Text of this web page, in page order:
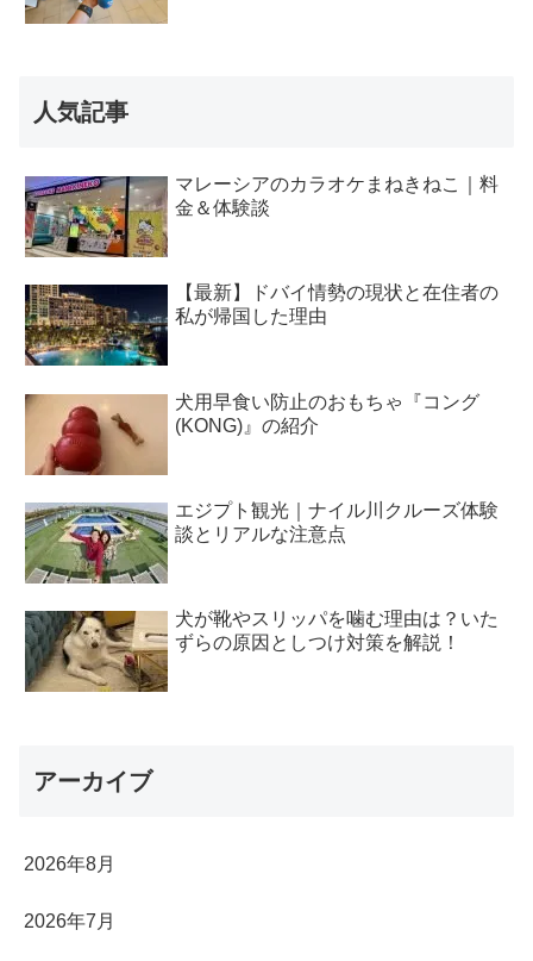
人気記事
マレーシアのカラオケまねきねこ｜料
金＆体験談
【最新】ドバイ情勢の現状と在住者の
私が帰国した理由
犬用早食い防止のおもちゃ『コング
(KONG)』の紹介
エジプト観光｜ナイル川クルーズ体験
談とリアルな注意点
犬が靴やスリッパを噛む理由は？いた
ずらの原因としつけ対策を解説！
アーカイブ
2026年8月
2026年7月